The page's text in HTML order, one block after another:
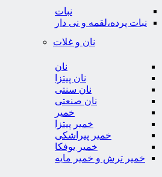
نبات
نبات پرده،لقمه و نی دار
نان و غلات
نان
نان پیتزا
نان سنتی
نان صنعتی
خمیر
خمیر پیتزا
خمیر پیراشکی
خمیر یوفکا
خمیر ترش و خمیر مایه